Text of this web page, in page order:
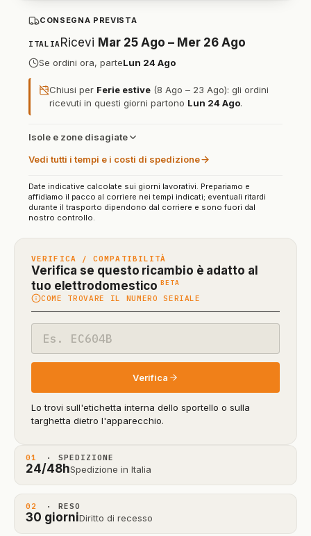
VERIFICA / COMPATIBILITÀ
Verifica se questo ricambio è adatto al
tuo elettrodomestico BETA
in
beta)
COME TROVARE IL NUMERO SERIALE
modello
Verifica
Lo trovi sull'etichetta interna dello sportello o sulla
targhetta dietro l'apparecchio.
CONSEGNA PREVISTA
ITALIA Ricevi Mar 25 Ago – Mer 26 Ago
Se ordini ora, parteLun 24 Ago
Chiusi per Ferie estive (8 Ago – 23 Ago): gli ordini
ricevuti in questi giorni partono Lun 24 Ago.
Isole e zone disagiate
Vedi tutti i tempi e i costi di spedizione
Date indicative calcolate sui giorni lavorativi. Prepariamo e
affidiamo il pacco al corriere nei tempi indicati; eventuali ritardi
durante il trasporto dipendono dal corriere e sono fuori dal
nostro controllo.
01 · SPEDIZIONE
24/48hSpedizione in Italia
02 · RESO
30 giorniDiritto di recesso